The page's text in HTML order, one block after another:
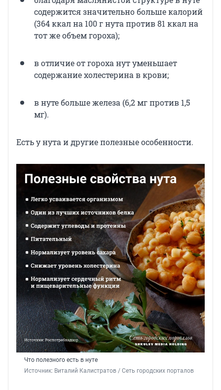
содержится значительно больше калорий
(364 ккал на 100 г нута против 81 ккал на
тот же объем гороха);
в отличие от гороха нут уменьшает
содержание холестерина в крови;
в нуте больше железа (6,2 мг против 1,5
мг).
Есть у нута и другие полезные особенности.
Что полезного есть в нуте
Источник: Виталий Калистратов / Сеть городских порталов